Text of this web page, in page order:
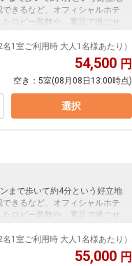
きるなど、オフィシャルホテ
ロビー装飾や、素足で過ごせ
名1室ご利用時 大人1名様あたり）
54,500 円
空き： 5室(08月08日13:00時点)
選択
まで歩いて約4分という好立地
きるなど、オフィシャルホテ
ロビー装飾や、素足で過ごせ
名1室ご利用時 大人1名様あたり）
55,000 円